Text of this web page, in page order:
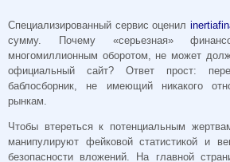
Специализированный сервис оценил
сумму. Почему «серьезная»
многомиллионным оборотом, не может
официальный сайт? Ответ прост:
баблосборник, не имеющий никакого
рынкам.
Чтобы втереться к потенциальным
манипулируют фейковой статистикой и
безопасности вложений. На главной